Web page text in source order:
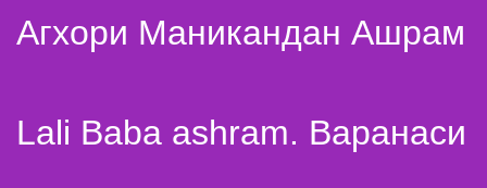
Агхори Маникандан Ашрам
Lali Baba ashram. Варанаси